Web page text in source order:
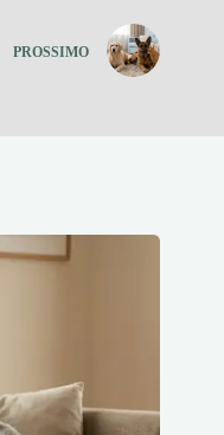
PROSSIMO